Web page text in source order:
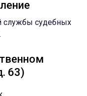
службы судебных
.
63)